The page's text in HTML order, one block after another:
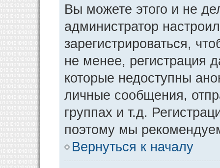
Вы можете этого и не
администратор
зарегистрироваться,
не менее, регистрация
которые недоступны
личные сообщения,
группах и т.д.
поэтому мы
Вернуться к началу